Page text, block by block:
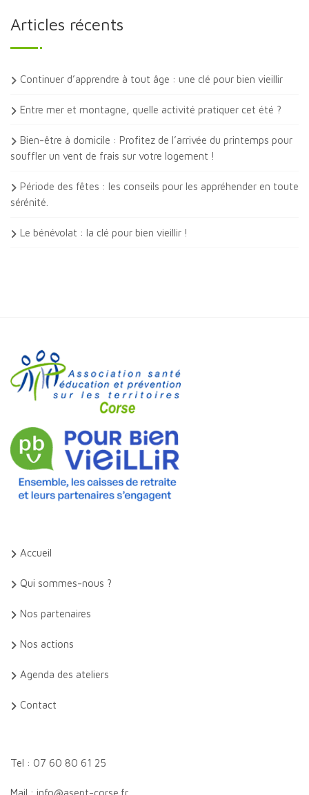
Articles récents
Continuer d’apprendre à tout âge : une clé pour bien vieillir
Entre mer et montagne, quelle activité pratiquer cet été ?
Bien-être à domicile : Profitez de l’arrivée du printemps pour
souffler un vent de frais sur votre logement !
Période des fêtes : les conseils pour les appréhender en toute
sérénité.
Le bénévolat : la clé pour bien vieillir !
Accueil
Qui sommes-nous ?
Nos partenaires
Nos actions
Agenda des ateliers
Contact
Tel : 07 60 80 61 25